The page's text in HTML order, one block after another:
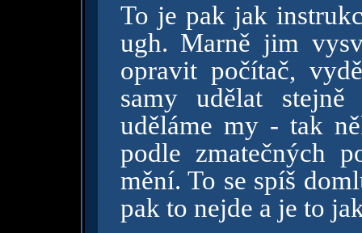
To je pak jak
ugh. Marně jim
opravit počítač,
samy udělat
uděláme my - tak
podle zmatečných
mění. To se spíš
pak to nejde a je to